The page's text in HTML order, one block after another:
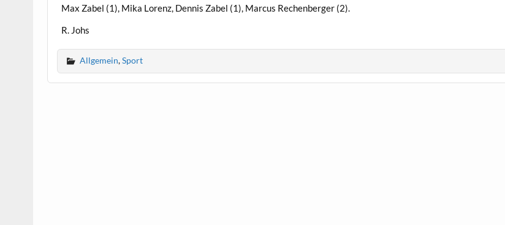
Max Zabel (1), Mika Lorenz, Dennis Zabel (1), Marcus Rechenberger (2).
R. Johs
Allgemein,Sport